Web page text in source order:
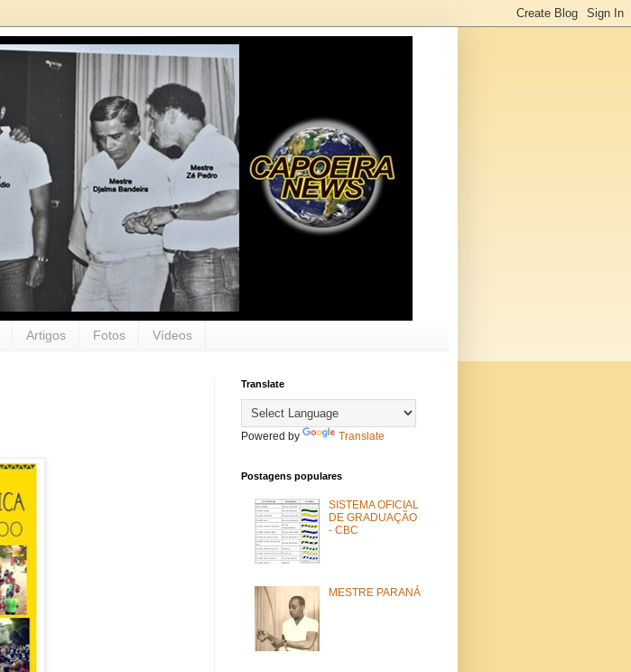
Artigos Fotos Vídeos
Translate
Powered by Translate
Postagens populares
SISTEMA OFICIAL
DE GRADUAÇÃO
- CBC
MESTRE PARANÁ